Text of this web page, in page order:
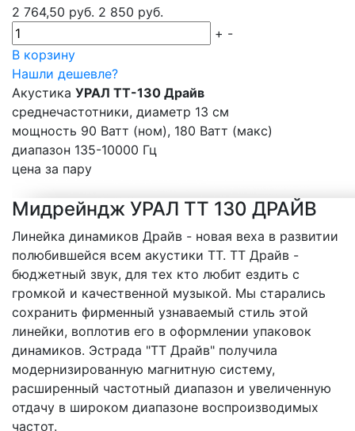
2 764,50 руб. 2 850 руб.
+ -
В корзину
Нашли дешевле?
Акустика УРАЛ TT-130 Драйв
среднечастотники, диаметр 13 см
мощность 90 Ватт (ном), 180 Ватт (макс)
диапазон 135-10000 Гц
цена за пару
Мидрейндж УРАЛ ТТ 130 ДРАЙВ
Линейка динамиков Драйв - новая веха в развитии
полюбившейся всем акустики ТТ. ТТ Драйв -
бюджетный звук, для тех кто любит ездить с
громкой и качественной музыкой. Мы старались
сохранить фирменный узнаваемый стиль этой
линейки, воплотив его в оформлении упаковок
динамиков. Эстрада "ТТ Драйв" получила
модернизированную магнитную систему,
расширенный частотный диапазон и увеличенную
отдачу в широком диапазоне воспроизводимых
частот.